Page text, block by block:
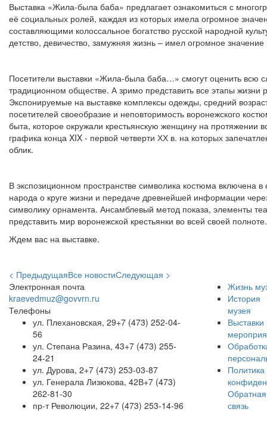
Выставка «Жила-была баба» предлагает ознакомиться с
её социальных ролей, каждая из которых имела огромное
составляющими колоссальное богатство русской народной
детство, девичество, замужняя жизнь – имел огромное
Посетители выставки «Жила-была баба…» смогут оценить всю
традиционном обществе. А зримо представить все этапы жизни
Экспонируемые на выставке комплексы одежды, средний
посетителей своеобразие и неповторимость воронежского
быта, которое окружали крестьянскую женщину на протяжении
графика конца XIX - первой четверти ХХ в. на которых
облик.
В экспозиционном пространстве символика костюма включена
народа о круге жизни и передаче древнейшей информации
символику орнамента. Ансамблевый метод показа, элементы
представить мир воронежской крестьянки во всей своей полноте.
Ждем вас на выставке.
< ПредыдущаяВсе новостиСледующая >
Электронная почта
kraevedmuz@govvrn.ru
Телефоны
ул. Плехановская, 29+7 (473) 252-04-
56
ул. Степана Разина, 43+7 (473) 255-
24-21
ул. Дурова, 2+7 (473) 253-03-87
ул. Генерала Лизюкова, 42В+7 (473)
262-81-30
пр-т Революции, 22+7 (473) 253-14-96
Жизнь
История
музея
Выставки
Политика
Обратная
связь